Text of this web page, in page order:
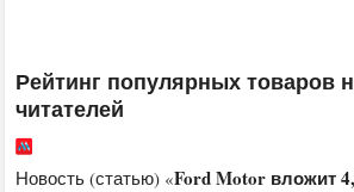
Рейтинг популярных товаров
читателей
Новость (статью) «Ford Motor вложит